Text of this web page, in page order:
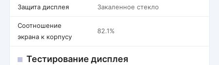
Защита дисплея Закаленное стекло
Соотношение
экрана к корпусу
82.1%
Тестирование дисплея